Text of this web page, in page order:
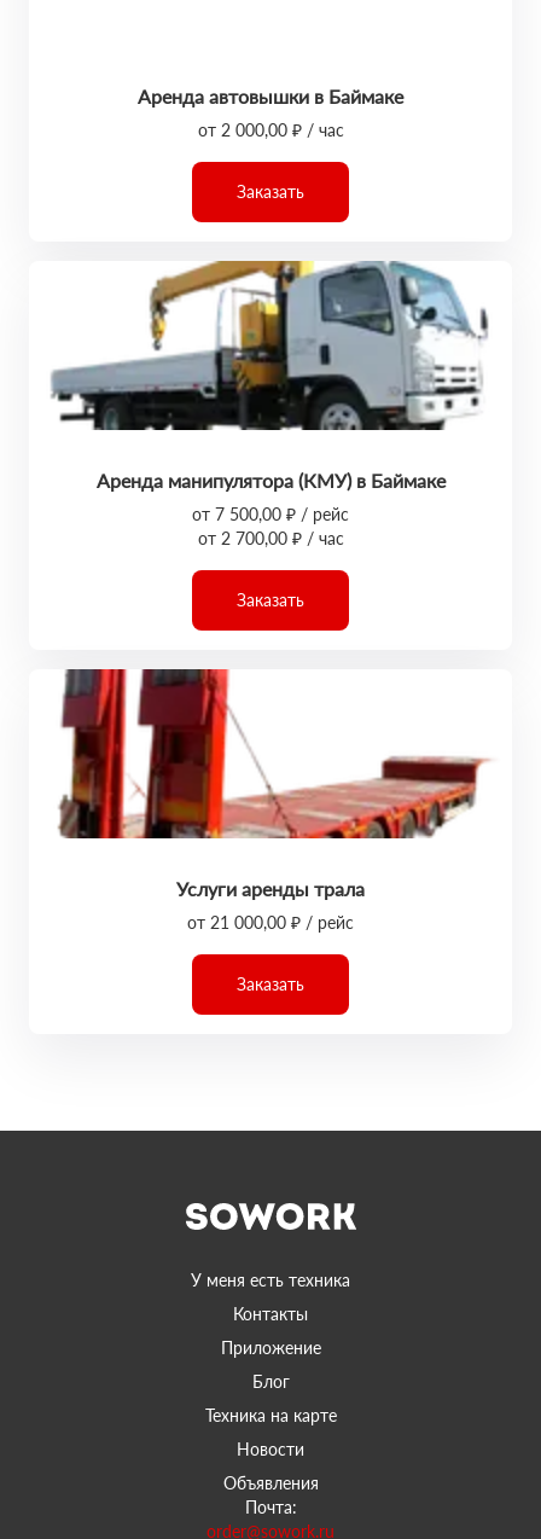
Аренда автовышки в Баймаке
от 2 000,00 ₽ / час
Заказать
Аренда манипулятора (КМУ) в Баймаке
от 7 500,00 ₽ / рейс
от 2 700,00 ₽ / час
Заказать
Услуги аренды трала
от 21 000,00 ₽ / рейс
Заказать
У меня есть техника
Контакты
Приложение
Блог
Техника на карте
Новости
Объявления
Почта:
order@sowork.ru